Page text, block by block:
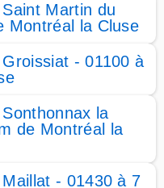
Martin du
Montréal la Cluse
- 01100 à
la
de Montréal la
- 01430 à 7